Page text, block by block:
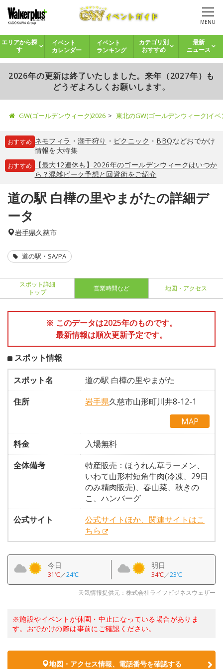
MENU
エリアから探
す
イベント
カレンダー
イベント
ランキング
カテゴリ別
おすすめ
最新
ニュース
2026年の更新は終了いたしました。来年（2027年）も
どうぞよろしくお願いします。
GW(ゴールデンウィーク)2026 東北のGW(ゴールデンウィーク)イ
おすすめ ネモフィラ ・ 潮干狩り ・ ピクニック ・ BBQなどおでかけ
情報を大特集
おすすめ
【最大12連休も】2026年のゴールデンウィークはいつか
ら？混雑ピーク予想と回避術をご紹介
道の駅 白樺の里やまがたの詳細デ
ータ
岩手県久慈市
道の駅・SA/PA
スポット詳細
トップ
営業時間など 地図・アクセス
※ このデータは2025年のものです。
最新情報は順次更新予定です。
スポット情報
スポット名
道の駅 白樺の里やまがた
住所
岩手県久慈市山形町川井8-12-1
MAP
料金
入場無料
全体備考
特産販売：ほうれん草ラーメン、
いわて山形村短角牛肉(冷凍、29日
のみ精肉販売)、春山菜、秋きの
こ、ハンバーグ
公式サイト
公式サイトほか、関連サイトはこ
ちら
今日
31℃／24℃
明日
34℃／23℃
天気情報提供元：株式会社ライフビジネスウェザー
※施設やイベントが休園・中止になっている場合がありま
す。おでかけの際は事前にご確認ください。
地図・アクセス情報、電話番号を確認する